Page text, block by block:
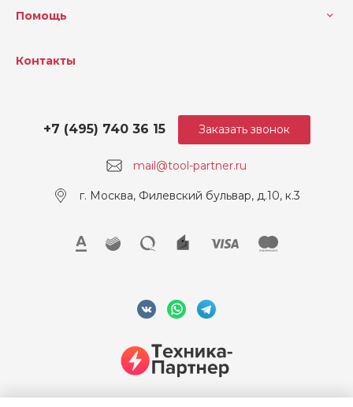
Помощь
Контакты
mail@tool-partner.ru
+7 (495) 740 36 15
г. Москва, Филевский бульвар, д.10, к.3
Заказать звонок